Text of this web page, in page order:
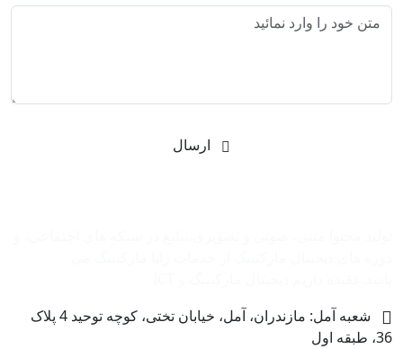
شعبه آمل: مازندران، آمل، خیابان تختی، کوچه توحید 4 پلاک
36، طبقه اول